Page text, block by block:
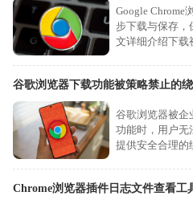
Google Chrome
步下载与保存，
文详细介绍下载
谷歌浏览器下载功能被策略禁止的
谷歌浏览器被企
功能时，用户无
提供安全合理的
Chrome浏览器插件日志文件查看工